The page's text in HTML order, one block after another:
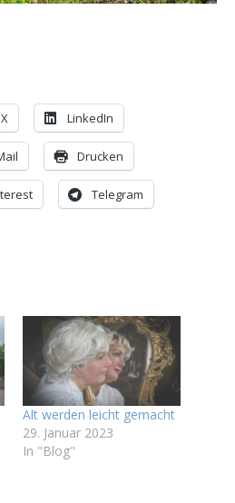
X LinkedIn
Drucken
Telegram
Alt werden leicht gemacht
29. Januar 2023
In "Blog"